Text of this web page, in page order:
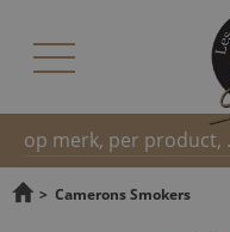
Snel
> Camerons Smokers